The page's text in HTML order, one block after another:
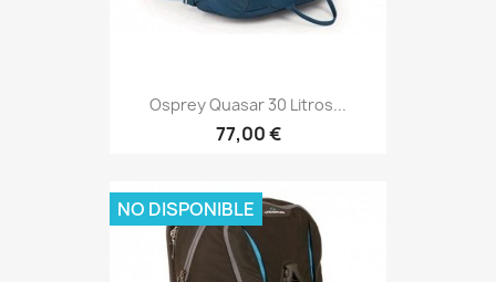
Osprey Quasar 30 Litros...
Precio
77,00 €
NO DISPONIBLE